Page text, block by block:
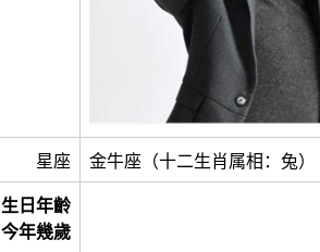
星座 金牛座（十二生肖属相：兔）
生日年齡
今年幾歲